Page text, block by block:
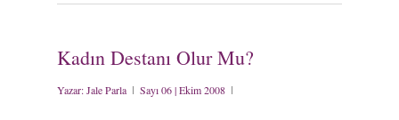
Kadın Destanı Olur Mu?
Yazar:Jale Parla Sayı 06 | Ekim 2008